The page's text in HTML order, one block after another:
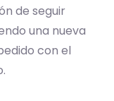
de seguir
una nueva
con el